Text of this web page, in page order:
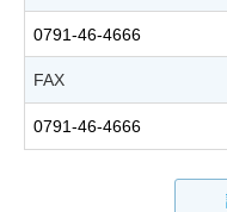
0791-46-4666
FAX
0791-46-4666